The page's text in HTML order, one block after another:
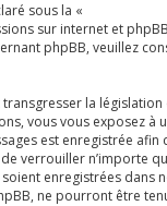
sous la «
sur internet et
phpBB, veuillez
la législation
vous vous exposez à
est enregistrée afin
verrouiller n’importe
enregistrées dans
ne pourront être